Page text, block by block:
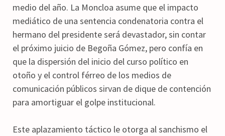
medio del año. La Moncloa asume que el impacto
mediático de una sentencia condenatoria contra el
hermano del presidente será devastador, sin contar
el próximo juicio de Begoña Gómez, pero confía en
que la dispersión del inicio del curso político en
otoño y el control férreo de los medios de
comunicación públicos sirvan de dique de contención
para amortiguar el golpe institucional.
Este aplazamiento táctico le otorga al sanchismo el